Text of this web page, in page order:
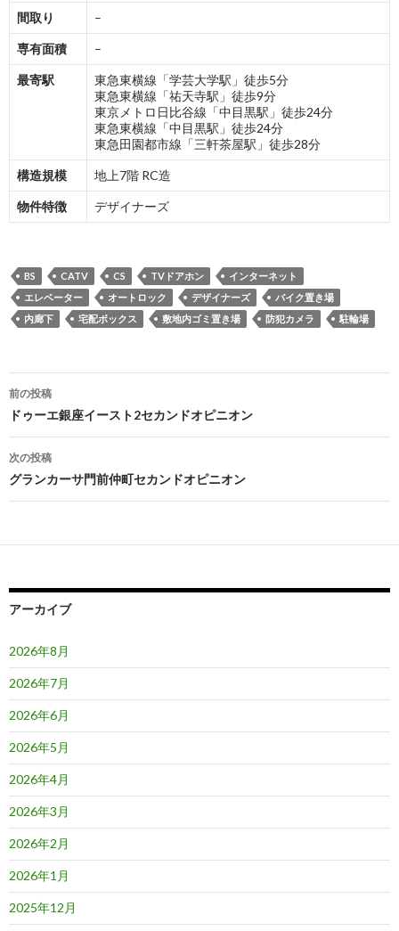
間取り –
専有面積 –
最寄駅
東急東横線「学芸大学駅」徒歩5分
東急東横線「祐天寺駅」徒歩9分
東京メトロ日比谷線「中目黒駅」徒歩24分
東急東横線「中目黒駅」徒歩24分
東急田園都市線「三軒茶屋駅」徒歩28分
構造規模 地上7階 RC造
物件特徴 デザイナーズ
BS CATV CS TVドアホン
インターネット
エレベーター
オートロック デザイナーズ
バイク置き場
内廊下
宅配ボックス 敷地内ゴミ置き場 防犯カメラ 駐輪場
投
稿
ナ
ビ
ゲ
ー
ョ
前の投稿
ドゥーエ銀座イースト2セカンドオピニオン
次の投稿
グランカーサ門前仲町セカンドオピニオン
アーカイブ
2026年8月
2026年7月
2026年6月
2026年5月
2026年4月
2026年3月
2026年2月
2026年1月
2025年12月